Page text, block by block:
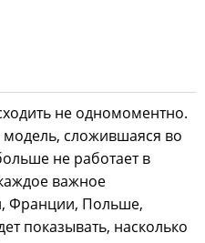
не одномоментно.
сложившаяся во
не работает в
важное
Франции, Польше,
показывать, насколько